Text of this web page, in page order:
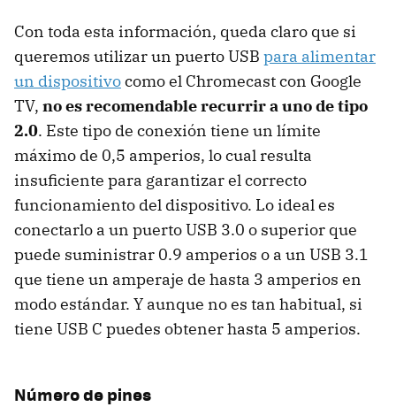
Con toda esta información, queda claro que si
queremos utilizar un puerto USB para alimentar
un dispositivocomo el Chromecast con Google
TV, no es recomendable recurrir a uno de tipo
2.0. Este tipo de conexión tiene un límite
máximo de 0,5 amperios, lo cual resulta
insuficiente para garantizar el correcto
funcionamiento del dispositivo. Lo ideal es
conectarlo a un puerto USB 3.0 o superior que
puede suministrar 0.9 amperios o a un USB 3.1
que tiene un amperaje de hasta 3 amperios en
modo estándar. Y aunque no es tan habitual, si
tiene USB C puedes obtener hasta 5 amperios.
Número de pines